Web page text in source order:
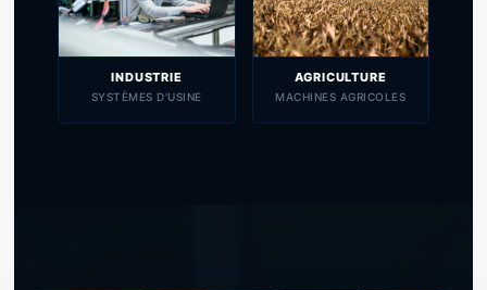
INDUSTRIE
SYSTÈMES D'USINE
AGRICULTURE
MACHINES AGRICOLES